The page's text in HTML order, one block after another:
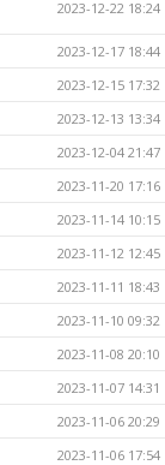
2023-12-22 18:24
2023-12-17 18:44
2023-12-15 17:32
2023-12-13 13:34
2023-12-04 21:47
2023-11-20 17:16
2023-11-14 10:15
2023-11-12 12:45
2023-11-11 18:43
2023-11-10 09:32
2023-11-08 20:10
2023-11-07 14:31
2023-11-06 20:29
2023-11-06 17:54